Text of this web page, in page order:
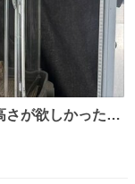
さが欲しかったの
コ改造 扉が手前
なり使いやすく